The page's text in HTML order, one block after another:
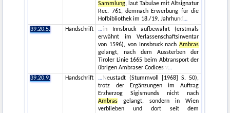
Sammlung, laut Tabulae mit Altsignatur
Rec. 761, demnach Erwerbung für die
Hofbibliothek im 18./19. Jahrhund
39.20.5.
Handschrift
in Innsbruck aufbewahrt (erstmals
erwähnt im Verlassenschaftsinventar
von 1596), von Innsbruck nachAmbras
gelangt, nach dem Aussterben der
Tiroler Linie 1665 beim Abtransport der
übrigen Ambraser Codices v
39.20.9.
Handschrift
Neustadt (Stummvoll [1968] S. 50),
trotz der Ergänzungen im Auftrag
Erzherzog Sigismunds nicht nach
Ambras gelangt, sondern in Wien
verblieben und dort seit dem